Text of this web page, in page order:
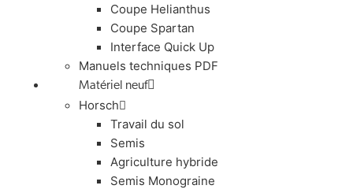
Coupe Helianthus
Coupe Spartan
Interface Quick Up
Manuels techniques PDF
Matériel neuf
Horsch
Travail du sol
Semis
Agriculture hybride
Semis Monograine